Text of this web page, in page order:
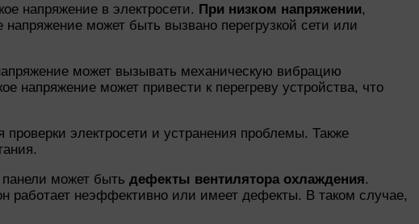
напряжение в электросети. При низком напряжении,
может быть вызвано перегрузкой сети или
может вызывать механическую вибрацию
напряжение может привести к перегреву устройства, что
электросети и устранения проблемы. Также
может быть дефекты вентилятора охлаждения.
работает неэффективно или имеет дефекты. В таком случае,